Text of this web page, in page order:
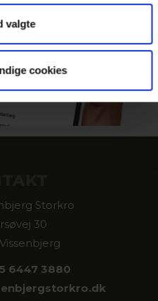
valgte
cookies
Storkro
30
6447 3880